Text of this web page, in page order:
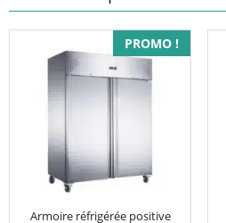
PROMO !
Armoire réfrigérée positive